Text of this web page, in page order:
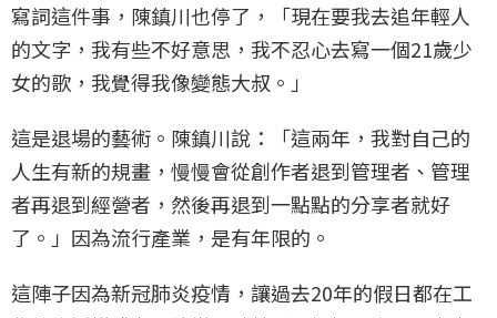
寫詞這件事，陳鎮川也停了，「現在要我去追年輕人
的文字，我有些不好意思，我不忍心去寫一個21歲少
女的歌，我覺得我像變態大叔。」
這是退場的藝術。陳鎮川說：「這兩年，我對自己的
人生有新的規畫，慢慢會從創作者退到管理者、管理
者再退到經營者，然後再退到一點點的分享者就好
了。」因為流行產業，是有年限的。
這陣子因為新冠肺炎疫情，讓過去20年的假日都在工